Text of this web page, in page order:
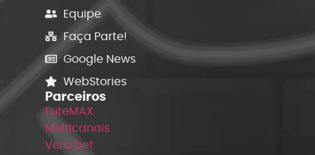
Equipe
Faça Parte!
Google News
WebStories
Parceiros
FuteMAX
Multicanais
Vera bet